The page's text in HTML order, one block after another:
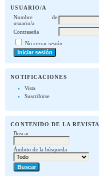
USUARIO/A
Nombre de
usuario/a
Contraseña
No cerrar sesión
NOTIFICACIONES
Vista
Suscribirse
CONTENIDO DE LA REVISTA
Buscar
Ámbito de la búsqueda